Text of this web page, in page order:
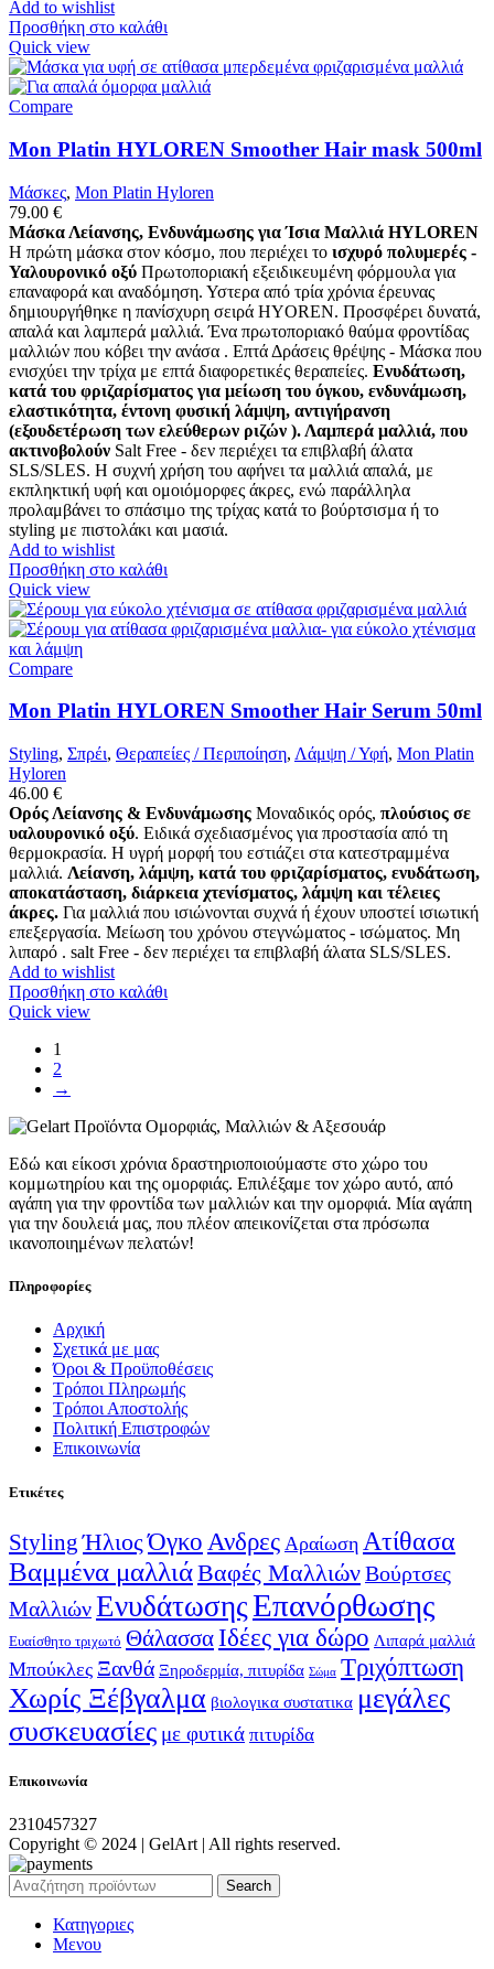
Add to wishlist
Προσθήκη στο καλάθι
Quick view
Compare
Mon Platin HYLOREN Smoother Hair mask 500ml
Μάσκες, Mon Platin Hyloren
79.00 €
Μάσκα Λείανσης, Ενδυνάμωσης για Ίσια Μαλλιά HYLOREN
Η πρώτη μάσκα στον κόσμο, που περιέχει το ισχυρό πολυμερές -
Υαλουρονικό οξύ Πρωτοποριακή εξειδικευμένη φόρμουλα για
επαναφορά και αναδόμηση. Υστερα από τρία χρόνια έρευνας
δημιουργήθηκε η πανίσχυρη σειρά HYOREN. Προσφέρει δυνατά,
απαλά και λαμπερά μαλλιά. Ένα πρωτοποριακό θαύμα φροντίδας
μαλλιών που κόβει την ανάσα . Επτά Δράσεις θρέψης - Μάσκα που
ενισχύει την τρίχα με επτά διαφορετικές θεραπείες. Ενυδάτωση,
κατά του φριζαρίσματος για μείωση του όγκου, ενδυνάμωση,
ελαστικότητα, έντονη φυσική λάμψη, αντιγήρανση
(εξουδετέρωση των ελεύθερων ριζών ). Λαμπερά μαλλιά, που
ακτινοβολούν Salt Free - δεν περιέχει τα επιβλαβή άλατα
SLS/SLES. Η συχνή χρήση του αφήνει τα μαλλιά απαλά, με
εκπληκτική υφή και ομοιόμορφες άκρες, ενώ παράλληλα
προλαμβάνει το σπάσιμο της τρίχας κατά το βούρτσισμα ή το
styling με πιστολάκι και μασιά.
Add to wishlist
Προσθήκη στο καλάθι
Quick view
Compare
Mon Platin HYLOREN Smoother Hair Serum 50ml
Styling, Σπρέι, Θεραπείες / Περιποίηση, Λάμψη / Υφή, Mon Platin
Hyloren
46.00 €
Ορός Λείανσης & Ενδυνάμωσης Μοναδικός ορός, πλούσιος σε
υαλουρονικό οξύ. Ειδικά σχεδιασμένος για προστασία από τη
θερμοκρασία. Η υγρή μορφή του εστιάζει στα κατεστραμμένα
μαλλιά. Λείανση, λάμψη, κατά του φριζαρίσματος, ενυδάτωση,
αποκατάσταση, διάρκεια χτενίσματος, λάμψη και τέλειες
άκρες. Για μαλλιά που ισιώνονται συχνά ή έχουν υποστεί ισιωτική
επεξεργασία. Μείωση του χρόνου στεγνώματος - ισώματος. Μη
λιπαρό . salt Free - δεν περιέχει τα επιβλαβή άλατα SLS/SLES.
Add to wishlist
Προσθήκη στο καλάθι
Quick view
1
2
→
Εδώ και είκοσι χρόνια δραστηριοποιούμαστε στο χώρο του
κομμωτηρίου και της ομορφιάς. Επιλέξαμε τον χώρο αυτό, από
αγάπη για την φροντίδα των μαλλιών και την ομορφιά. Μία αγάπη
για την δουλειά μας, που πλέον απεικονίζεται στα πρόσωπα
ικανοποιημένων πελατών!
Πληροφορίες
Αρχική
Σχετικά με μας
Όροι & Προϋποθέσεις
Τρόποι Πληρωμής
Τρόποι Αποστολής
Πολιτική Επιστροφών
Επικοινωνία
Ετικέτες
Styling Ήλιος Όγκο Ανδρες Αραίωση Ατίθασα
Βαμμένα μαλλιάΒαφές ΜαλλιώνΒούρτσες
ΜαλλιώνΕνυδάτωσηςΕπανόρθωσης
Ευαίσθητο τριχωτό ΘάλασσαΙδέες για δώρο Λιπαρά μαλλιά
Μπούκλες Ξανθά Ξηροδερμία, πιτυρίδα Σώμα Τριχόπτωση
Χωρίς Ξέβγαλμα βιολογικα συστατικα μεγάλες
συσκευασίες με φυτικά πιτυρίδα
Επικοινωνία
2310457327
Copyright © 2024 | GelArt | All rights reserved.
Search
Κατηγοριες
Μενου